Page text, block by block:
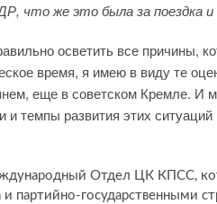
что же это была за поездка и
осветить все причины,
время, я имею в виду те
еще в советском Кремле. И
и темпы развития этих
Отдел ЦК КПСС,
и партийно-государственными